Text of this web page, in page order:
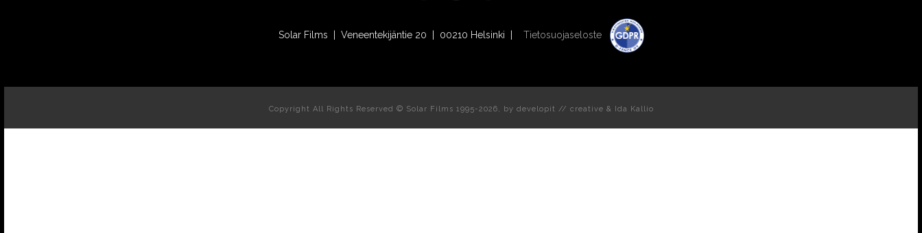
Solar Films | Veneentekijäntie 20 | 00210 Helsinki | Tietosuojaseloste
Copyright All Rights Reserved © Solar Films 1995-2026, by developit // creative & Ida Kallio